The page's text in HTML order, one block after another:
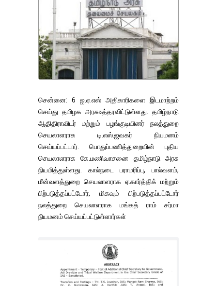
சென்னை: 6 ஐ.ஏ.எஸ் அதிகாரிகளை இடமாற்றம்
செய்து தமிழக அரசுஉத்தரவிட்டுள்ளது. தமிழ்நாடு
ஆதிதிராவிடர் மற்றும் பழங்குடியினர் நலத்துறை
செயலாளராக டி.எஸ்.ஜவகர் நியமனம்
செய்யப்பட்டார். பொதுப்பணித்துறையின் புதிய
செயலாளராக கே.மணிவாசனை தமிழ்நாடு அரசு
நியமித்துள்ளது. கால்நடை பராமரிப்பு, பால்வளம்,
மீன்வளத்துறை செயலாளராக ஏ.கார்த்திக் மற்றும்
பிற்படுத்தப்பட்டோர், மிகவும் பிற்படுத்தப்பட்டோர்
நலத்துறை செயலாளராக மங்கத் ராம் சர்மா
நியமனம் செய்யப்பட்டுள்ளார்கள்